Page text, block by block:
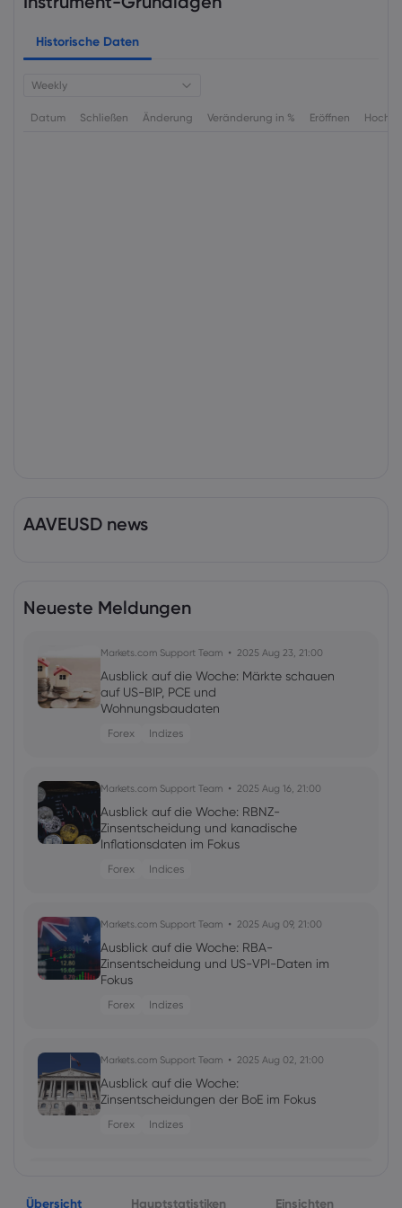
Historische Daten
Weekly
Datum Schließen Änderung Veränderung in % Eröffnen Hoch
AAVEUSD news
Neueste Meldungen
Markets.com Support Team 2025 Aug 23, 21:00
Ausblick auf die Woche: Märkte schauen
auf US-BIP, PCE und
Wohnungsbaudaten
Forex Indizes
Markets.com Support Team 2025 Aug 16, 21:00
Ausblick auf die Woche: RBNZ-
Zinsentscheidung und kanadische
Inflationsdaten im Fokus
Forex Indices
Markets.com Support Team 2025 Aug 09, 21:00
Ausblick auf die Woche: RBA-
Zinsentscheidung und US-VPI-Daten im
Fokus
Forex Indizes
Markets.com Support Team 2025 Aug 02, 21:00
Ausblick auf die Woche:
Zinsentscheidungen der BoE im Fokus
Forex Indizes
Ausblick auf die Woche:
Übersicht Hauptstatistiken Einsichten